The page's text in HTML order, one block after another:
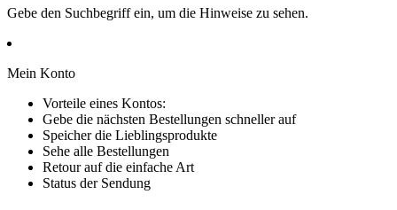
Gebe den Suchbegriff ein, um die Hinweise zu sehen.
Mein Konto
Vorteile eines Kontos:
Gebe die nächsten Bestellungen schneller auf
Speicher die Lieblingsprodukte
Sehe alle Bestellungen
Retour auf die einfache Art
Status der Sendung